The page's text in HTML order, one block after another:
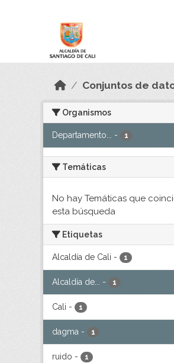
Conjuntos de
Organismos
Departamento... - 1
Temáticas
No hay Temáticas que
esta búsqueda
Etiquetas
Alcaldía de Cali - 1
Alcaldía de... - 1
Cali - 1
dagma - 1
ruido - 1